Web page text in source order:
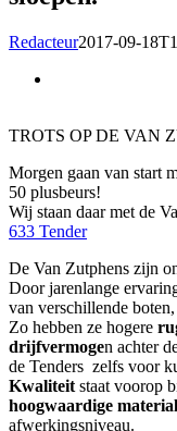
Redacteur2017-09-
TROTS OP DE VAN
Morgen gaan van start
50 plusbeurs!
Wij staan daar met de
633 Tender
De Van Zutphens zijn
Door jarenlange
van verschillende
Zo hebben ze hogere
drijfvermogen achter
de Tenders zelfs voor
Kwaliteit staat voorop
hoogwaardige
afwerkingsniveau.